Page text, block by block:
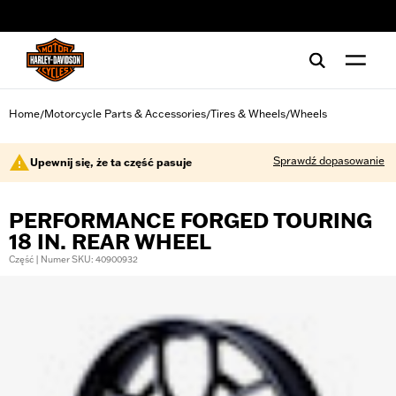
Home/Motorcycle Parts & Accessories/Tires & Wheels/Wheels
Upewnij się, że ta część pasuje Sprawdź dopasowanie
PERFORMANCE FORGED TOURING
18 IN. REAR WHEEL
Część | Numer SKU: 40900932